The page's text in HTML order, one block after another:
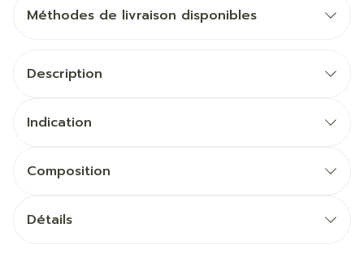
Méthodes de livraison disponibles
Description
Indication
Composition
Détails